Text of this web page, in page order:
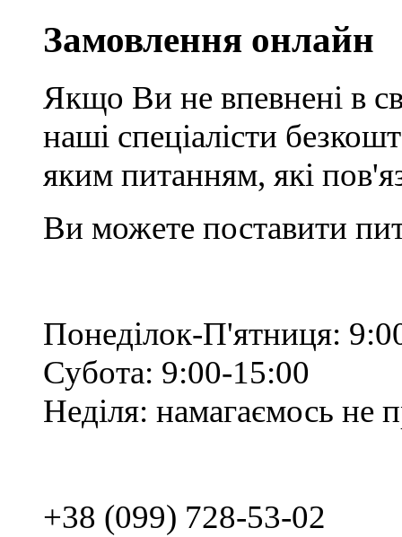
Замовлення онлайн
Якщо Ви не впевнені в
наші спеціалісти
яким питанням, які
Ви можете поставити
Понеділок-П'ятниця:
Субота: 9:00-15:00
Неділя: намагаємось не
+38 (099) 728-53-02